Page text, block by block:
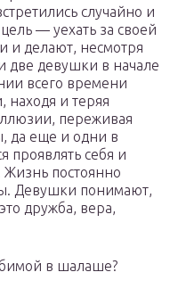
случайно и
— уехать за своей
и делают, несмотря
две девушки в начале
всего времени
находя и теряя
переживая
да еще и одни в
проявлять себя и
Жизнь постоянно
Девушки понимают,
дружба, вера,
в шалаше?